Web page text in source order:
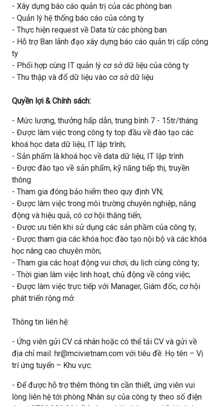
- Xây dựng báo cáo quản trị của các phòng ban
- Quản lý hệ thống báo cáo của công ty
- Thực hiện request về Data từ các phòng ban
- Hỗ trợ Ban lãnh đạo xây dựng báo cáo quản trị cấp công
ty
- Phối hợp cùng IT quản lý cơ sở dữ liệu của công ty
- Thu thập và đổ dữ liệu vào cơ sở dữ liệu
Quyền lợi & Chính sách:
- Mức lương, thưởng hấp dẫn, trung bình 7 - 15tr/tháng
- Được làm việc trong công ty top đầu về đào tạo các
khoá học data dữ liệu, IT lập trình;
- Sản phẩm là khoá học về data dữ liệu, IT lập trình
- Được đào tạo về sản phẩm, kỹ năng tiếp thị, truyền
thông
- Tham gia đóng bảo hiểm theo quy định VN;
- Được làm việc trong môi trường chuyên nghiệp, năng
động và hiệu quả, có cơ hội thăng tiến;
- Được ưu tiên khi sử dụng các sản phầm của công ty;
- Được tham gia các khóa học đào tạo nội bộ và các khóa
học nâng cao chuyên môn;
- Tham gia các hoạt động vui chơi, du lịch cùng công ty;
- Thời gian làm việc linh hoạt, chủ động về công việc;
- Được làm việc trực tiếp với Manager, Giám đốc, cơ hội
phát triển rộng mở.
Thông tin liên hệ:
- Ứng viên gửi CV cá nhân hoặc có thể tải CV và gửi về
địa chỉ mail: hr@mcivietnam.com với tiêu đề: Họ tên – Vị
trí ứng tuyển – Khu vực.
- Để được hỗ trợ thêm thông tin cần thiết, ứng viên vui
lòng liên hệ tới phòng Nhân sự của công ty theo số điện